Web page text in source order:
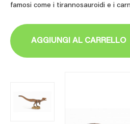
famosi come i tirannosauroidi e i
AGGIUNGI AL CARRELLO